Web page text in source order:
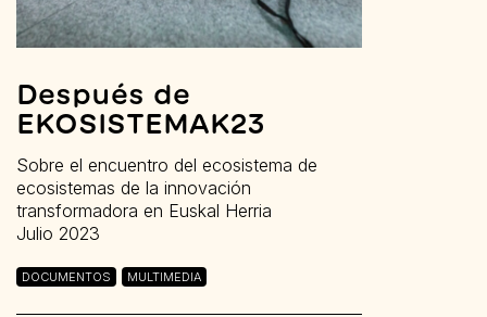
Después de
EKOSISTEMAK23
Sobre el encuentro del ecosistema de
ecosistemas de la innovación
transformadora en Euskal Herria
Julio 2023
DOCUMENTOS MULTIMEDIA